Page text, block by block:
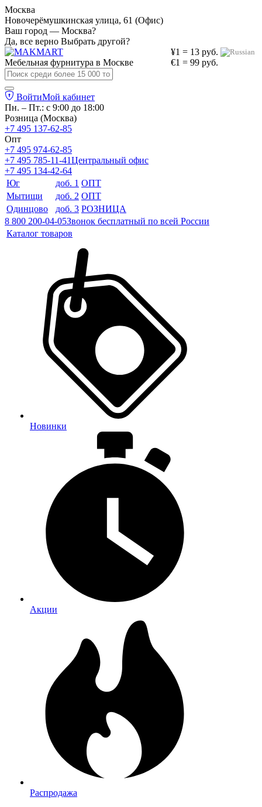
Москва
Новочерёмушкинская улица, 61 (Офис)
Ваш город — Москва?
Да, все верно Выбрать другой?
¥1 = 13 руб.
€1 = 99 руб.
Мебельная фурнитура в Москве
ВойтиМой кабинет
Пн. – Пт.: с 9:00 до 18:00
Розница (Москва)
+7 495 137-62-85
Опт
+7 495 974-62-85
+7 495 785-11-41Центральный офис
+7 495 134-42-64
Юг
доб. 1 ОПТ
Мытищи
доб. 2 ОПТ
Одинцово
доб. 3 РОЗНИЦА
8 800 200-04-05Звонок бесплатный по всей России
Каталог товаров
Новинки
Акции
Распродажа